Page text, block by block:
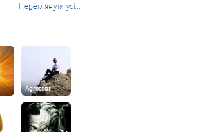
Переглянути усі...
Agressor